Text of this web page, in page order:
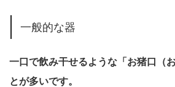
一般的な器
一口で飲み干せるような「お猪口（
とが多いです。